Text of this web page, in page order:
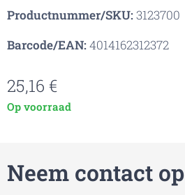
Productnummer/SKU:3123700
Barcode/EAN:4014162312372
25,16 €
Op voorraad
Neem contact op